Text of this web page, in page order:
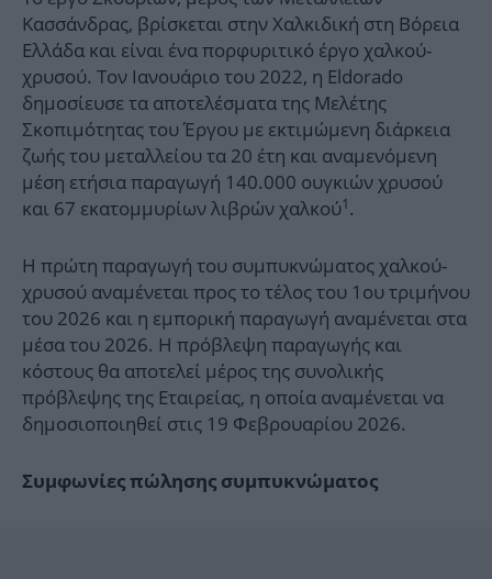
Κασσάνδρας, βρίσκεται στην Χαλκιδική στη Βόρεια
Ελλάδα και είναι ένα πορφυριτικό έργο χαλκού-
χρυσού. Τον Ιανουάριο του 2022, η Eldorado
δημοσίευσε τα αποτελέσματα της Μελέτης
Σκοπιμότητας του Έργου με εκτιμώμενη διάρκεια
ζωής του μεταλλείου τα 20 έτη και αναμενόμενη
μέση ετήσια παραγωγή 140.000 ουγκιών χρυσού
και 67 εκατομμυρίων λιβρών χαλκού1.
Η πρώτη παραγωγή του συμπυκνώματος χαλκού-
χρυσού αναμένεται προς το τέλος του 1ου τριμήνου
του 2026 και η εμπορική παραγωγή αναμένεται στα
μέσα του 2026. Η πρόβλεψη παραγωγής και
κόστους θα αποτελεί μέρος της συνολικής
πρόβλεψης της Εταιρείας, η οποία αναμένεται να
δημοσιοποιηθεί στις 19 Φεβρουαρίου 2026.
Συμφωνίες πώλησης συμπυκνώματος